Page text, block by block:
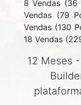
8 Vendas
Vendas (79
Vendas (130
18 Vendas
12 Meses